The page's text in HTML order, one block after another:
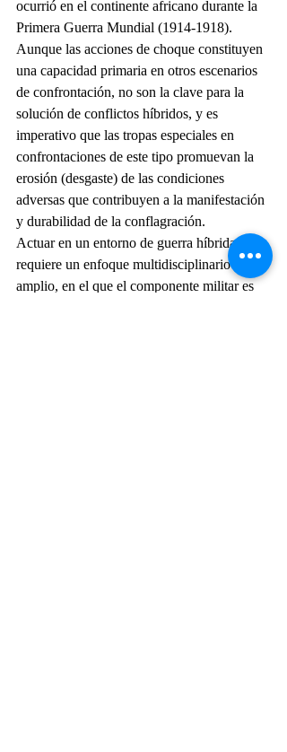
ocurrió en el continente africano durante la
Primera Guerra Mundial (1914-1918).
Aunque las acciones de choque constituyen
una capacidad primaria en otros escenarios
de confrontación, no son la clave para la
solución de conflictos híbridos, y es
imperativo que las tropas especiales en
confrontaciones de este tipo promuevan la
erosión (desgaste) de las condiciones
adversas que contribuyen a la manifestación
y durabilidad de la conflagración.
Actuar en un entorno de guerra híbrida
requiere un enfoque multidisciplinario
amplio, en el que el componente militar es